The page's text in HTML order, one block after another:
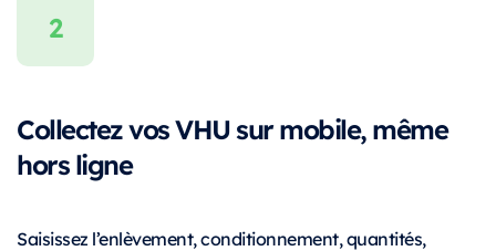
Collectez vos VHU sur mobile, même
hors ligne
Saisissez l’enlèvement, conditionnement, quantités,